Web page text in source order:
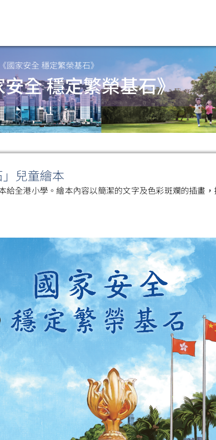
國家安全 穩定繁榮基石》
全 穩定繁榮基石》
」兒童繪本
給全港小學。繪本內容以簡潔的文字及色彩斑斕的插畫
掃一掃關注我們的社交媒體，緊貼最新資訊！
微
信
微
博 紅書